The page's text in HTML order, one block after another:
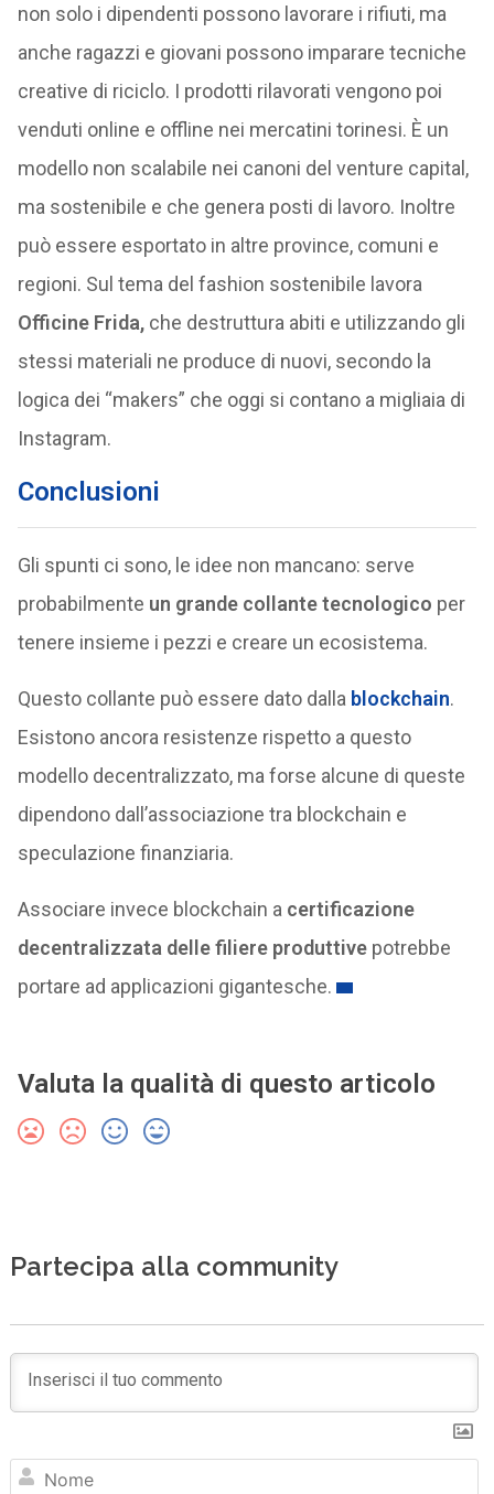
non solo i dipendenti possono lavorare i rifiuti, ma
anche ragazzi e giovani possono imparare tecniche
creative di riciclo. I prodotti rilavorati vengono poi
venduti online e offline nei mercatini torinesi. È un
modello non scalabile nei canoni del venture capital,
ma sostenibile e che genera posti di lavoro. Inoltre
può essere esportato in altre province, comuni e
regioni. Sul tema del fashion sostenibile lavora
Officine Frida,che destruttura abiti e utilizzando gli
stessi materiali ne produce di nuovi, secondo la
logica dei “makers” che oggi si contano a migliaia di
Instagram.
Conclusioni
Gli spunti ci sono, le idee non mancano: serve
probabilmente un grande collante tecnologico per
tenere insieme i pezzi e creare un ecosistema.
Questo collante può essere dato dalla blockchain.
Esistono ancora resistenze rispetto a questo
modello decentralizzato, ma forse alcune di queste
dipendono dall’associazione tra blockchain e
speculazione finanziaria.
Associare invece blockchain a certificazione
decentralizzata delle filiere produttivepotrebbe
portare ad applicazioni gigantesche.
Valuta la qualità di questo articolo
Partecipa alla community